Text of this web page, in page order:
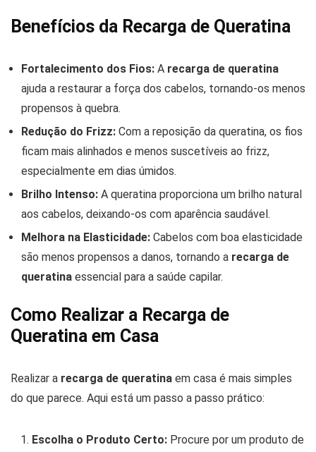
Benefícios da Recarga de Queratina
Fortalecimento dos Fios: A recarga de queratina
ajuda a restaurar a força dos cabelos, tornando-os menos
propensos à quebra.
Redução do Frizz: Com a reposição da queratina, os fios
ficam mais alinhados e menos suscetíveis ao frizz,
especialmente em dias úmidos.
Brilho Intenso: A queratina proporciona um brilho natural
aos cabelos, deixando-os com aparência saudável.
Melhora na Elasticidade: Cabelos com boa elasticidade
são menos propensos a danos, tornando a recarga de
queratina essencial para a saúde capilar.
Como Realizar a Recarga de
Queratina em Casa
Realizar a recarga de queratina em casa é mais simples
do que parece. Aqui está um passo a passo prático:
Escolha o Produto Certo: Procure por um produto de